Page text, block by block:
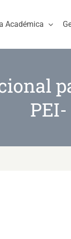
Académica
PEI-